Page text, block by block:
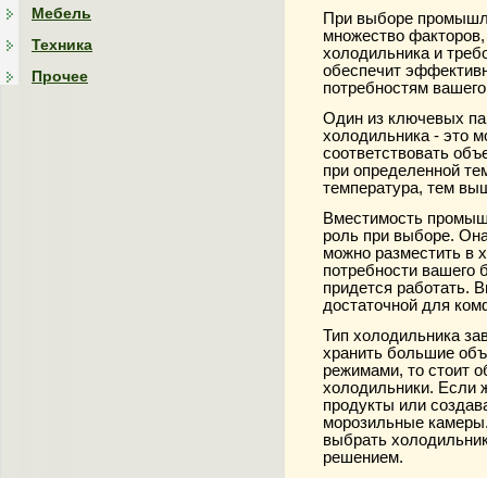
Мебель
Техника
Прочее
При выборе
множество
холодильника и
обеспечит
потребностям
Один из ключевых
холодильника - это
соответствовать
при определенной
температура, тем
Вместимость
роль при выборе.
можно разместить в
потребности вашего
придется работать.
достаточной для
Тип холодильника
хранить большие
режимами, то стоит
холодильники. Если
продукты или
морозильные
выбрать
решением.